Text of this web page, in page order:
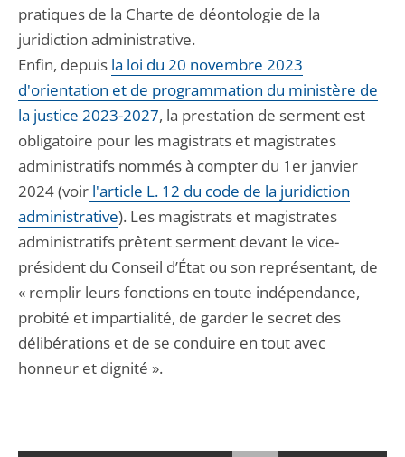
pratiques de la Charte de déontologie de la
juridiction administrative.
Enfin, depuis la loi du 20 novembre 2023
d'orientation et de programmation du ministère de
la justice 2023-2027, la prestation de serment est
obligatoire pour les magistrats et magistrates
administratifs nommés à compter du 1er janvier
2024 (voir l'article L. 12 du code de la juridiction
administrative). Les magistrats et magistrates
administratifs prêtent serment devant le vice-
président du Conseil d’État ou son représentant, de
« remplir leurs fonctions en toute indépendance,
probité et impartialité, de garder le secret des
délibérations et de se conduire en tout avec
honneur et dignité ».